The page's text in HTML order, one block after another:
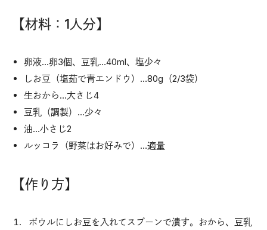
【材料：1人分】
卵液…卵3個、豆乳…40ml、塩少々
しお豆（塩茹で青エンドウ）…80g（2/3袋）
生おから…大さじ4
豆乳（調製）…少々
油…小さじ2
ルッコラ（野菜はお好みで）…適量
【作り方】
ボウルにしお豆を入れてスプーンで潰す。おから、豆乳